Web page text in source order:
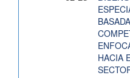
HACIA